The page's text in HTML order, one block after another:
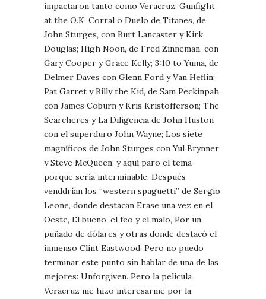
impactaron tanto como Veracruz: Gunfight
at the O.K. Corral o Duelo de Titanes, de
John Sturges, con Burt Lancaster y Kirk
Douglas; High Noon, de Fred Zinneman, con
Gary Cooper y Grace Kelly; 3:10 to Yuma, de
Delmer Daves con Glenn Ford y Van Heflin;
Pat Garret y Billy the Kid, de Sam Peckinpah
con James Coburn y Kris Kristofferson; The
Searcheres y La Diligencia de John Huston
con el superduro John Wayne; Los siete
magníficos de John Sturges con Yul Brynner
y Steve McQueen, y aquí paro el tema
porque sería interminable. Después
venddrían los “western spaguetti” de Sergio
Leone, donde destacan Erase una vez en el
Oeste, El bueno, el feo y el malo, Por un
puñado de dólares y otras donde destacó el
inmenso Clint Eastwood. Pero no puedo
terminar este punto sin hablar de una de las
mejores: Unforgiven. Pero la película
Veracruz me hizo interesarme por la